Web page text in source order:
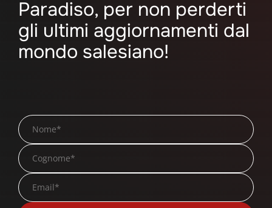
Paradiso, per non perderti
gli ultimi aggiornamenti dal
mondo salesiano!